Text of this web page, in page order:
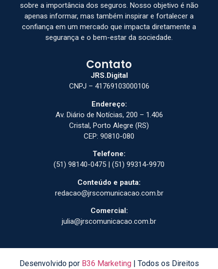
sobre a importância dos seguros. Nosso objetivo é não
apenas informar, mas também inspirar e fortalecer a
confiança em um mercado que impacta diretamente a
segurança e o bem-estar da sociedade.
Contato
JRS.Digital
CNPJ – 41769103000106
Endereço:
Av. Diário de Notícias, 200 – 1.406
Cristal, Porto Alegre (RS)
CEP: 90810-080
Telefone:
(51) 98140-0475 | (51) 99314-9970
Conteúdo e pauta:
redacao@jrscomunicacao.com.br
Comercial:
julia@jrscomunicacao.com.br
Desenvolvido por B36 Marketing| Todos os Direitos